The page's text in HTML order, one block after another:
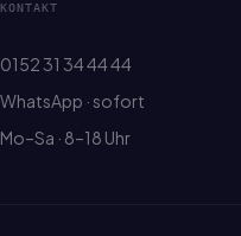
KONTAKT
0152 31 34 44 44
WhatsApp · sofort
Mo–Sa · 8–18 Uhr